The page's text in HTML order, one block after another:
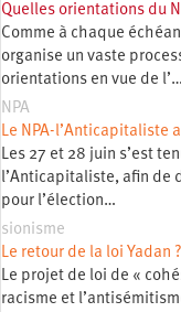
Quelles orientations du
Comme à chaque
organise un vaste
orientations en vue de l’…
NPA
Le NPA-l’Anticapitaliste
Les 27 et 28 juin s’est
l’Anticapitaliste, afin de
pour l’élection…
sionisme
Le retour de la loi Yadan ?
Le projet de loi de «
racisme et